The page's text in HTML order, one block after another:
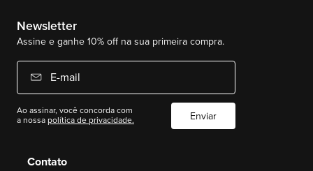
Contato
Newsletter
Assine e ganhe 10% off na sua primeira compra.
E-mail
Ao assinar, você concorda com
a nossapolítica de privacidade. Enviar